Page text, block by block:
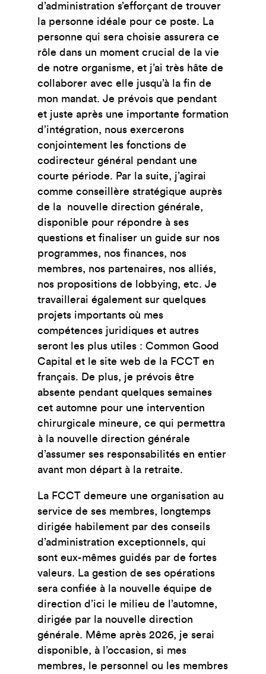
d’administration s’efforçant de trouver
la personne idéale pour ce poste. La
personne qui sera choisie assurera ce
rôle dans un moment crucial de la vie
de notre organisme, et j’ai très hâte de
collaborer avec elle jusqu’à la fin de
mon mandat. Je prévois que pendant
et juste après une importante formation
d’intégration, nous exercerons
conjointement les fonctions de
codirecteur général pendant une
courte période. Par la suite, j’agirai
comme conseillère stratégique auprès
de la nouvelle direction générale,
disponible pour répondre à ses
questions et finaliser un guide sur nos
programmes, nos finances, nos
membres, nos partenaires, nos alliés,
nos propositions de lobbying, etc. Je
travaillerai également sur quelques
projets importants où mes
compétences juridiques et autres
seront les plus utiles : Common Good
Capital et le site web de la FCCT en
français. De plus, je prévois être
absente pendant quelques semaines
cet automne pour une intervention
chirurgicale mineure, ce qui permettra
à la nouvelle direction générale
d’assumer ses responsabilités en entier
avant mon départ à la retraite.
La FCCT demeure une organisation au
service de ses membres, longtemps
dirigée habilement par des conseils
d’administration exceptionnels, qui
sont eux-mêmes guidés par de fortes
valeurs. La gestion de ses opérations
sera confiée à la nouvelle équipe de
direction d’ici le milieu de l’automne,
dirigée par la nouvelle direction
générale. Même après 2026, je serai
disponible, à l’occasion, si mes
membres, le personnel ou les membres